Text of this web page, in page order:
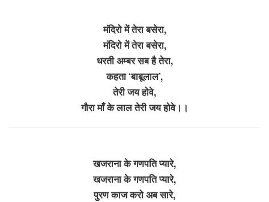
मंदिरो में तेरा बसेरा,
मंदिरो में तेरा बसेरा,
धरती अम्बर सब है तेरा,
कहता ‘बाबूलाल’,
तेरी जय होवे,
गौरा माँ के लाल तेरी जय होवे।।
खजराना के गणपति प्यारे,
खजराना के गणपति प्यारे,
पुरण काज करो अब सारे,